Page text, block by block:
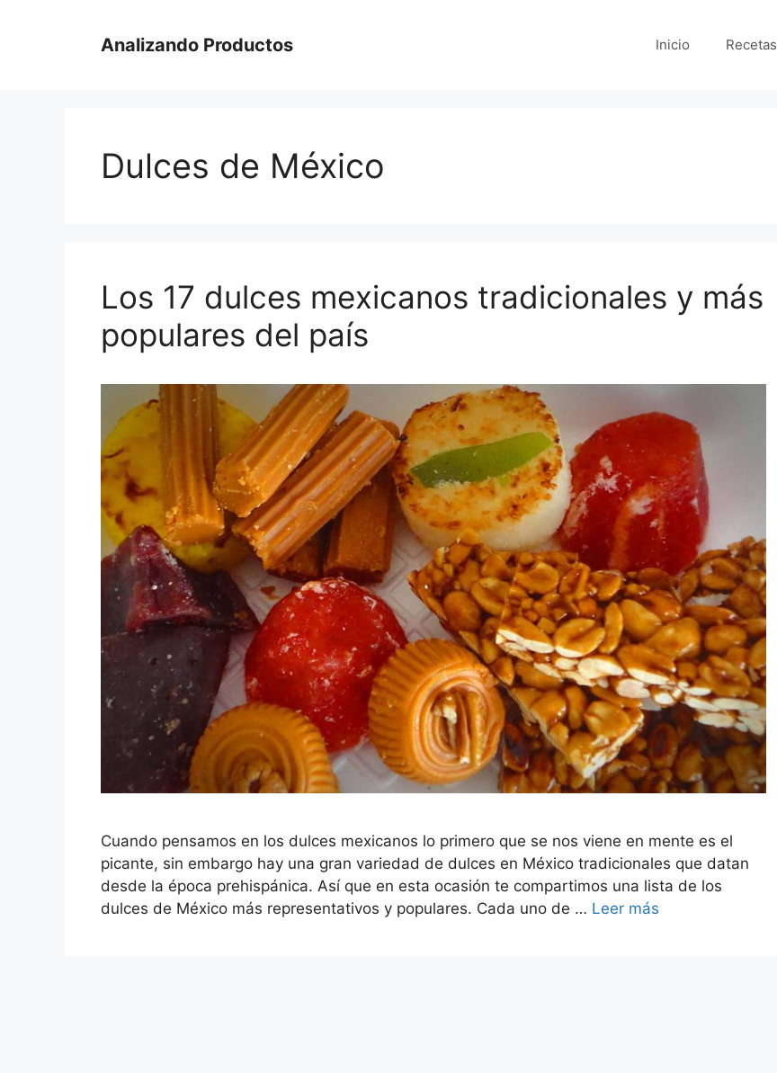
Analizando Productos Inicio Recetas
Dulces de México
Los 17 dulces mexicanos tradicionales y más
populares del país
Cuando pensamos en los dulces mexicanos lo primero que se nos viene en mente es el
picante, sin embargo hay una gran variedad de dulces en México tradicionales que datan
desde la época prehispánica. Así que en esta ocasión te compartimos una lista de los
dulces de México más representativos y populares. Cada uno de … Leer más